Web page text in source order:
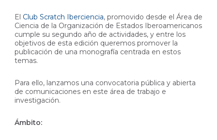
El Club Scratch Iberciencia, promovido desde el Área de
Ciencia de la Organización de Estados Iberoamericanos
cumple su segundo año de actividades, y entre los
objetivos de esta edición queremos promover la
publicación de una monografía centrada en estos
temas.
Para ello, lanzamos una convocatoria pública y abierta
de comunicaciones en este área de trabajo e
investigación.
Ámbito: